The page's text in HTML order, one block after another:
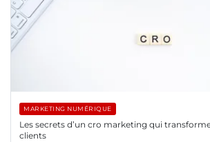
MARKETING NUMÉRIQUE
Les secrets d’un cro marketing qui
clients